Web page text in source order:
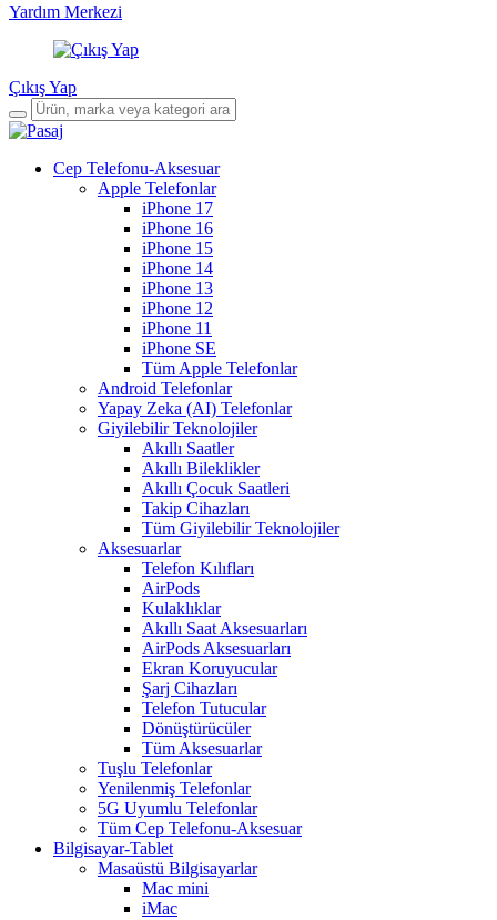
Yardım Merkezi
Çıkış Yap
Cep Telefonu-Aksesuar
Apple Telefonlar
iPhone 17
iPhone 16
iPhone 15
iPhone 14
iPhone 13
iPhone 12
iPhone 11
iPhone SE
Tüm Apple Telefonlar
Android Telefonlar
Yapay Zeka (AI) Telefonlar
Giyilebilir Teknolojiler
Akıllı Saatler
Akıllı Bileklikler
Akıllı Çocuk Saatleri
Takip Cihazları
Tüm Giyilebilir Teknolojiler
Aksesuarlar
Telefon Kılıfları
AirPods
Kulaklıklar
Akıllı Saat Aksesuarları
AirPods Aksesuarları
Ekran Koruyucular
Şarj Cihazları
Telefon Tutucular
Dönüştürücüler
Tüm Aksesuarlar
Tuşlu Telefonlar
Yenilenmiş Telefonlar
5G Uyumlu Telefonlar
Tüm Cep Telefonu-Aksesuar
Bilgisayar-Tablet
Masaüstü Bilgisayarlar
Mac mini
iMac